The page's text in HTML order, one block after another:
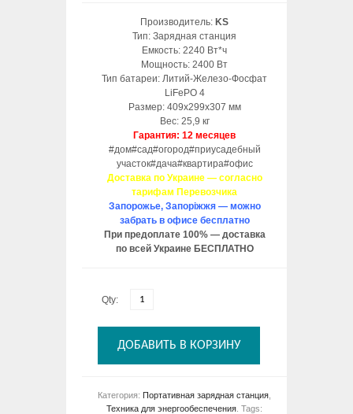
Производитель: KS
Тип: Зарядная станция
Емкость: 2240 Вт*ч
Мощность: 2400 Вт
Тип батареи: Литий-Железо-Фосфат
LiFePO 4
Размер: 409x299x307 мм
Вес: 25,9 кг
Гарантия: 12 месяцев
#дом#сад#огород#приусадебный
участок#дача#квартира#офис
Доставка по Украине — согласно
тарифам Перевозчика
Запорожье, Запоріжжя — можно
забрать в офисе бесплатно
При предоплате 100% — доставка
по всей Украине БЕСПЛАТНО
Qty:
ДОБАВИТЬ В КОРЗИНУ
Категория: Портативная зарядная станция
Техника для энергообеспечения Tags: